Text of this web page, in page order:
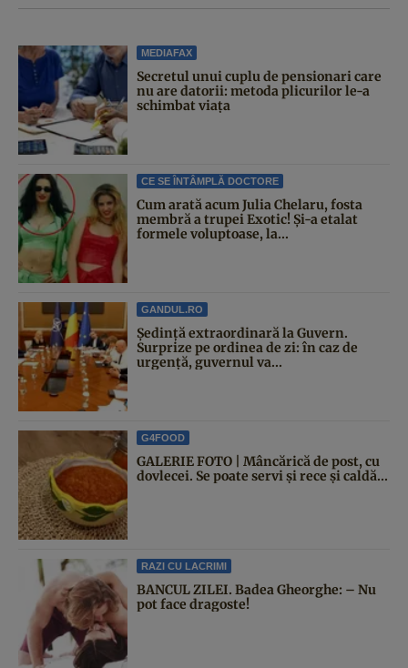
MEDIAFAX
Secretul unui cuplu de pensionari care
nu are datorii: metoda plicurilor le-a
schimbat viața
CE SE ÎNTÂMPLĂ DOCTORE
Cum arată acum Julia Chelaru, fosta
membră a trupei Exotic! Și-a etalat
formele voluptoase, la...
GANDUL.RO
Şedinţă extraordinară la Guvern.
Surprize pe ordinea de zi: în caz de
urgență, guvernul va...
G4FOOD
GALERIE FOTO | Mâncărică de post, cu
dovlecei. Se poate servi și rece și caldă...
RAZI CU LACRIMI
BANCUL ZILEI. Badea Gheorghe: – Nu
pot face dragoste!